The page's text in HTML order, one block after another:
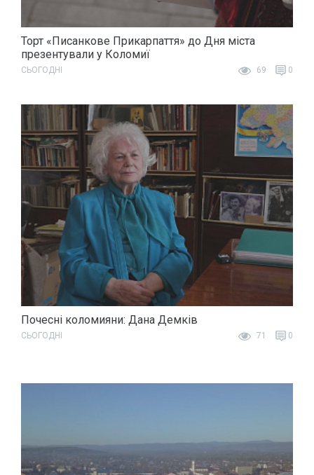
Торт «Писанкове Прикарпаття» до Дня міста
презентували у Коломиї
СЬОГОДНІ 69 0
Почесні коломияни: Дана Демків
СЬОГОДНІ 71 0